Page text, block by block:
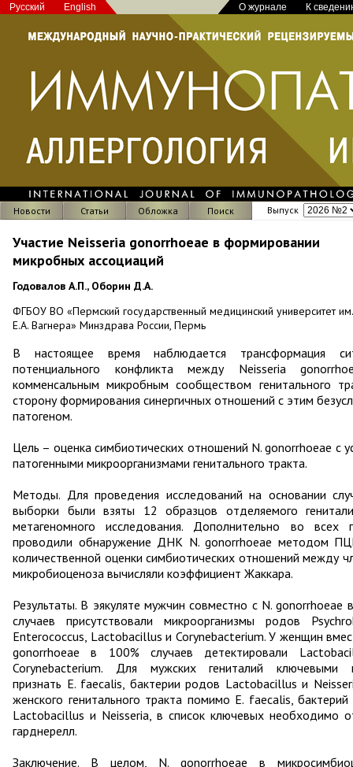
Русский English О журнале К
Новости Статьи Обложка Поиск Выпуск
Участие Neisseria gonorrhoeae в формировании
микробных ассоциаций
Годовалов А.П., Оборин Д.А.
ФГБОУ ВО «Пермский государственный медицинский университет
Е.А. Вагнера» Минздрава России, Пермь
В настоящее время наблюдается трансформация
потенциального конфликта между Neisseria
комменсальным микробным сообществом генитального
сторону формирования синергичных отношений с этим
патогеном.
Цель – оценка симбиотических отношений N. gonorrhoeae с
патогенными микроорганизмами генитального тракта.
Методы. Для проведения исследований на основании
выборки были взяты 12 образцов отделяемого
метагеномного исследования. Дополнительно во всех
проводили обнаружение ДНК N. gonorrhoeae методом
количественной оценки симбиотических отношений между
микробиоценоза вычисляли коэффициент Жаккара.
Результаты. В эякуляте мужчин совместно с N. gonorrhoeae
случаев присутствовали микроорганизмы родов
Enterococcus, Lactobacillus и Corynebacterium. У женщин
gonorrhoeae в 100% случаев детектировали
Corynebacterium. Для мужских гениталий ключевыми
признать E. faecalis, бактерии родов Lactobacillus и
женского генитального тракта помимо E. faecalis,
Lactobacillus и Neisseria, в список ключевых необходимо
гарднерелл.
Заключение. В целом, N. gonorrhoeae в